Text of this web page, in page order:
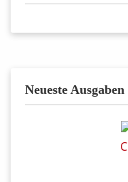
Neueste Ausgaben